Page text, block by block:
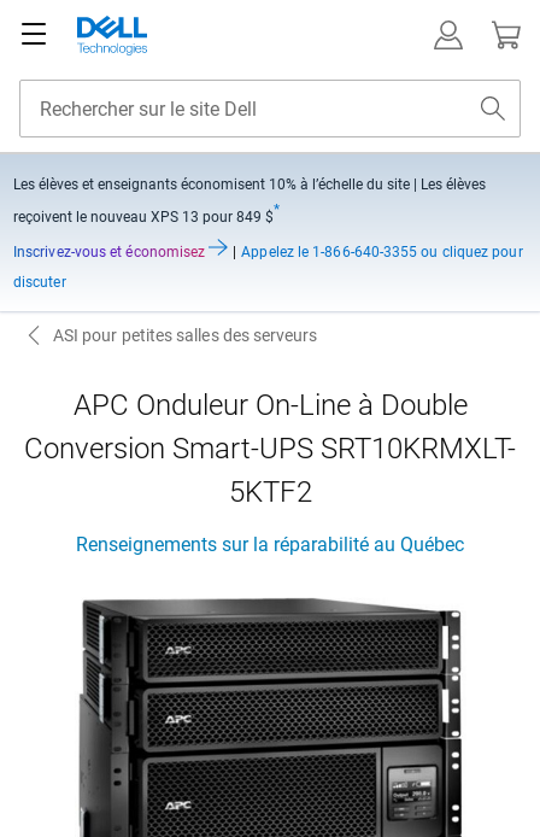
Les élèves et enseignants économisent 10% à l’échelle du site | Les élèves
reçoivent le nouveau XPS 13 pour 849 $*
Inscrivez-vous et économisez Appelezle 1-866-640-3355 ou cliquez pour
discuter
ASI pour petites salles des serveurs
APC Onduleur On-Line à Double
Conversion Smart-UPS SRT10KRMXLT-
5KTF2
Renseignements sur la réparabilité au Québec